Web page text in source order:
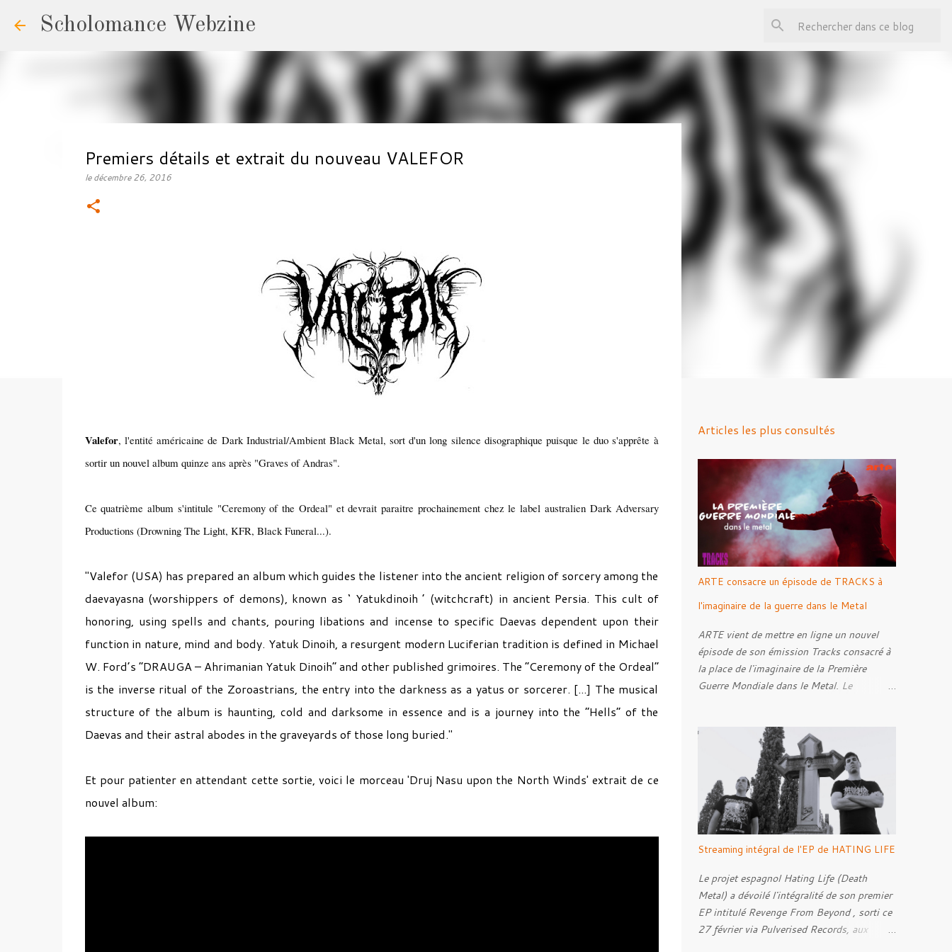
Scholomance Webzine
Premiers détails et extrait du nouveau VALEFOR
ledécembre 26, 2016
Valefor, l'entité américaine de Dark Industrial/Ambient Black Metal, sort d'un long silence disographique puisque le duo s'apprête à
sortir un nouvel album quinze ans après "Graves of Andras".
Ce quatrième album s'intitule "Ceremony of the Ordeal" et devrait paraitre prochainement chez le label australien Dark Adversary
Productions (Drowning The Light, KFR, Black Funeral...).
"Valefor (USA) has prepared an album which guides the listener into the ancient religion of sorcery among the
daevayasna (worshippers of demons), known as ‘ Yatukdinoih ’ (witchcraft) in ancient Persia. This cult of
honoring, using spells and chants, pouring libations and incense to specific Daevas dependent upon their
function in nature, mind and body. Yatuk Dinoih, a resurgent modern Luciferian tradition is defined in Michael
W. Ford’s “DRAUGA – Ahrimanian Yatuk Dinoih” and other published grimoires. The “Ceremony of the Ordeal”
is the inverse ritual of the Zoroastrians, the entry into the darkness as a yatus or sorcerer. [...] The musical
structure of the album is haunting, cold and darksome in essence and is a journey into the “Hells” of the
Daevas and their astral abodes in the graveyards of those long buried."
Et pour patienter en attendant cette sortie, voici le morceau 'Druj Nasu upon the North Winds' extrait de ce
nouvel album:
Articles les plus consultés
ARTE consacre un épisode de TRACKS à
l'imaginaire de la guerre dans le Metal
ARTE vient de mettre en ligne un nouvel
épisode de son émission Tracks consacré à
la place de l'imaginaire de la Première
Guerre Mondiale dans le Metal. Le
s'empare des représentations de la Grande
Guerre, entre démarche mémorielle, regard
critique et fascination pour ses symboles.
Pour alimenter cette réflexion, Tracks est
allé à la rencontre de Noise ( Kanonenfieber
) et de Dmytro Kumar ( 1914 ), qui
reviennent sur leur intérêt pour la Première
Guerre mondiale. Le documentaire donne
également la parole au producteur Kristian
"Kohle" Kohlmannslehner, collaborateur de
1914 , ainsi qu'à l'historien Ralf Raths,
directeur du Musée allemand des blindés de
Streaming intégral de l'EP de HATING LIFE
Le projet espagnol Hating Life (Death
Metal) a dévoilé l'intégralité de son premier
EP intitulé Revenge From Beyond , sorti ce
27 février via Pulverised Records, aux